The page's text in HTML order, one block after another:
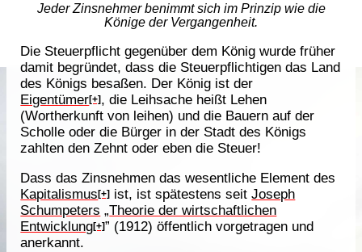
Jeder Zinsnehmer benimmt sich im Prinzip wie die
Könige der Vergangenheit.
Die Steuerpflicht gegenüber dem König wurde früher
damit begründet, dass die Steuerpflichtigen das Land
des Königs besaßen. Der König ist der
Eigentümer[+] , die Leihsache heißt Lehen
(Wortherkunft von leihen) und die Bauern auf der
Scholle oder die Bürger in der Stadt des Königs
zahlten den Zehnt oder eben die Steuer!
Dass das Zinsnehmen das wesentliche Element des
Kapitalismus[+] ist, ist spätestens seitJoseph
Schumpeters „Theorie der wirtschaftlichen
Entwicklung[+]” (1912) öffentlich vorgetragen und
anerkannt.